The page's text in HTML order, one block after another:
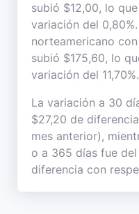
subió $12,00, lo
variación del
norteamericano
subió $175,60, lo
variación del 11,70%.
La variación a 30
$27,20 de
mes anterior),
o a 365 días fue del
diferencia con